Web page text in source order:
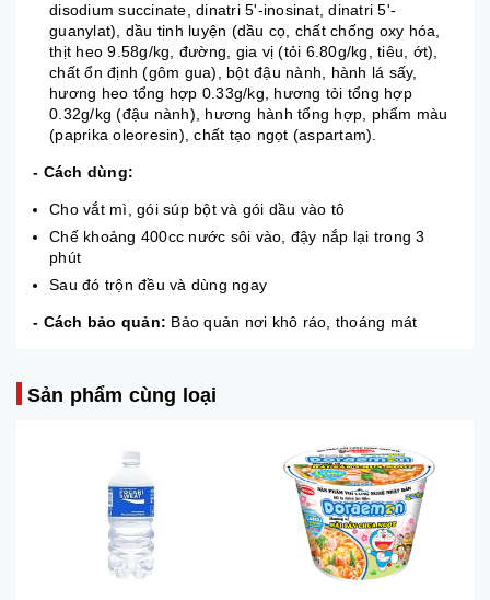
disodium succinate, dinatri 5'-inosinat, dinatri 5'-
guanylat), dầu tinh luyện (dầu cọ, chất chống oxy hóa,
thịt heo 9.58g/kg, đường, gia vị (tỏi 6.80g/kg, tiêu, ớt),
chất ổn định (gôm gua), bột đậu nành, hành lá sấy,
hương heo tổng hợp 0.33g/kg, hương tỏi tổng hợp
0.32g/kg (đậu nành), hương hành tổng hợp, phẩm màu
(paprika oleoresin), chất tạo ngọt (aspartam).
- Cách dùng:
Cho vắt mì, gói súp bột và gói dầu vào tô
Chế khoảng 400cc nước sôi vào, đậy nắp lại trong 3
phút
Sau đó trộn đều và dùng ngay
- Cách bảo quản: Bảo quản nơi khô ráo, thoáng mát
Sản phẩm cùng loại